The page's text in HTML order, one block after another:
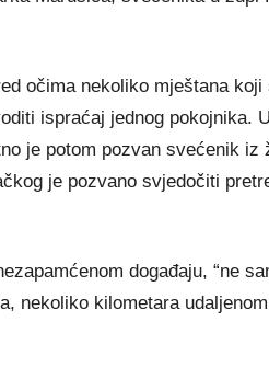
očima nekoliko mještana koji
ispraćaj jednog pokojnika.
je potom pozvan svećenik iz
je pozvano svjedočiti
događaju, “ne
nekoliko kilometara